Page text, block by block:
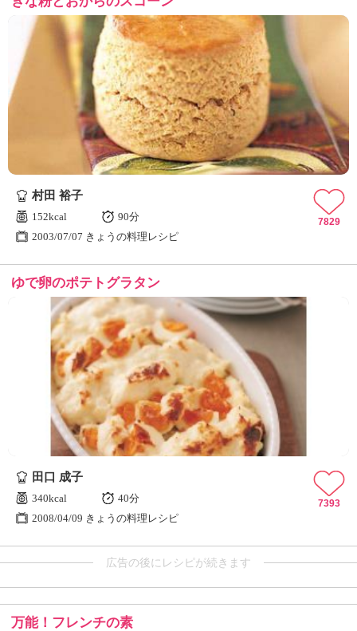
村田 裕子
152kcal
90分
2003/07/07 きょうの料理レシピ
7829
ゆで卵のポテトグラタン
田口 成子
340kcal
40分
2008/04/09 きょうの料理レシピ
7393
広告の後にレシピが続きます
万能！フレンチの素